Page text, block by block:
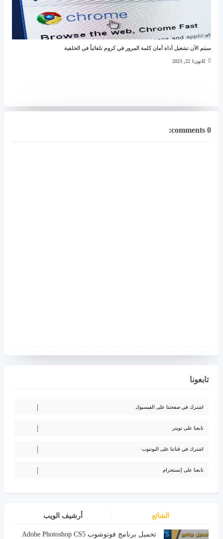
سيتم الآن تشغيل أداة أمان كلمة المرور في كروم تلقائياً في الخلفية
كانون1 22, 2023
0 comments:
تابعونا
اشترك في صفحتنا على الفيسبوك
تابعنا على تويتر
اشترك في قناتنا على اليوتيوب
تابعنا على إنستجرام
الشائع أرشيف الويب
تحميل برنامج فوتوشوب Adobe Photoshop CS5